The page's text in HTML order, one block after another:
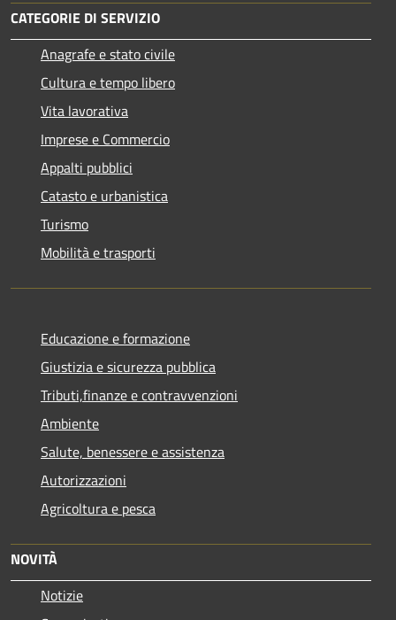
CATEGORIE DI SERVIZIO
Anagrafe e stato civile
Cultura e tempo libero
Vita lavorativa
Imprese e Commercio
Appalti pubblici
Catasto e urbanistica
Turismo
Mobilità e trasporti
Educazione e formazione
Giustizia e sicurezza pubblica
Tributi,finanze e contravvenzioni
Ambiente
Salute, benessere e assistenza
Autorizzazioni
Agricoltura e pesca
NOVITÀ
Notizie